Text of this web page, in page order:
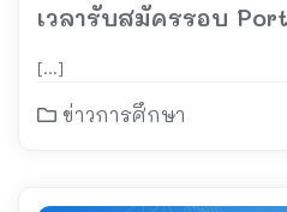
เวลารับสมัครรอบ
2569
[…]
ข่าวการศึกษา